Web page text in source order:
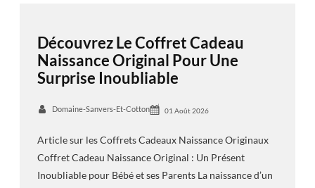
Découvrez Le Coffret Cadeau
Naissance Original Pour Une
Surprise Inoubliable
Domaine-Sanvers-Et-Cotton 01 Août 2026
Article sur les Coffrets Cadeaux Naissance Originaux
Coffret Cadeau Naissance Original : Un Présent
Inoubliable pour Bébé et ses Parents La naissance d’un